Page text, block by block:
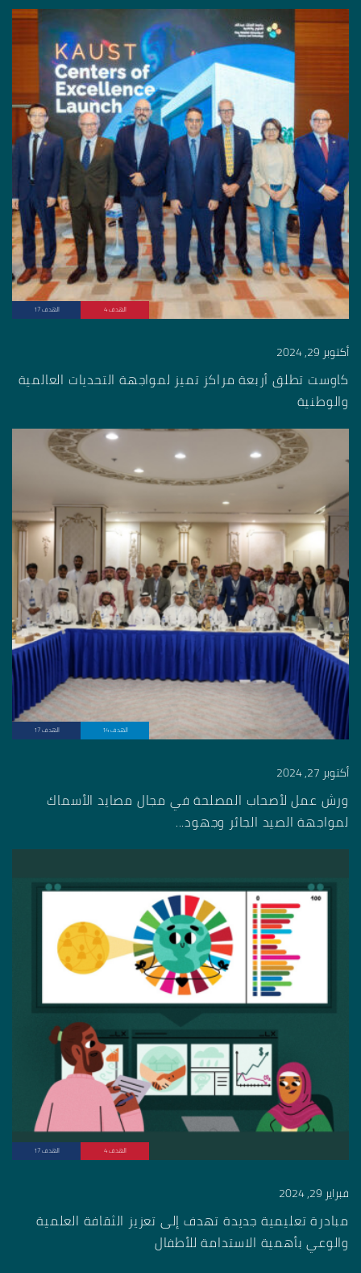
الهدف 4 الهدف 17
أكتوبر 29, 2024
كاوست تطلق أربعة مراكز تميز لمواجهة التحديات العالمية
والوطنية
الهدف 14 الهدف 17
أكتوبر 27, 2024
ورش عمل لأصحاب المصلحة في مجال مصايد الأسماك
لمواجهة الصيد الجائر وجهود...
الهدف 4 الهدف 17
فبراير 29, 2024
مبادرة تعليمية جديدة تهدف إلى تعزيز الثقافة العلمية
والوعي بأهمية الاستدامة للأطفال